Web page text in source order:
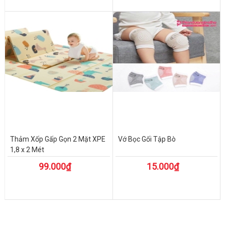
Thảm Xốp Gấp Gọn 2 Mặt XPE
1,8 x 2 Mét
99.000₫
Vớ Bọc Gối Tập Bò
15.000₫